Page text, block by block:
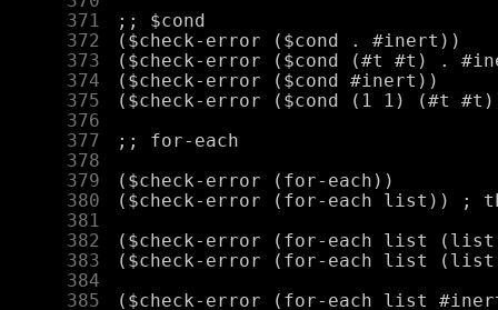
    371
    372
    373
    374
    375
    376
    377
    378
    379
    380
    381
    382
    383
    384
    385